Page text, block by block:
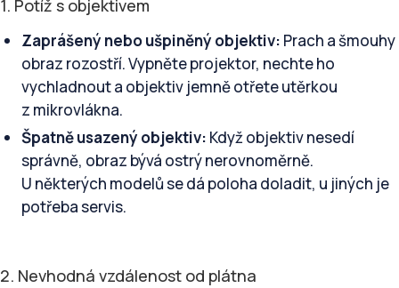
1. Potíž s objektivem
Zaprášený nebo ušpiněný objektiv: Prach a šmouhy
obraz rozostří. Vypněte projektor, nechte ho
vychladnout a objektiv jemně otřete utěrkou
z mikrovlákna.
Špatně usazený objektiv: Když objektiv nesedí
správně, obraz bývá ostrý nerovnoměrně.
U některých modelů se dá poloha doladit, u jiných je
potřeba servis.
2. Nevhodná vzdálenost od plátna